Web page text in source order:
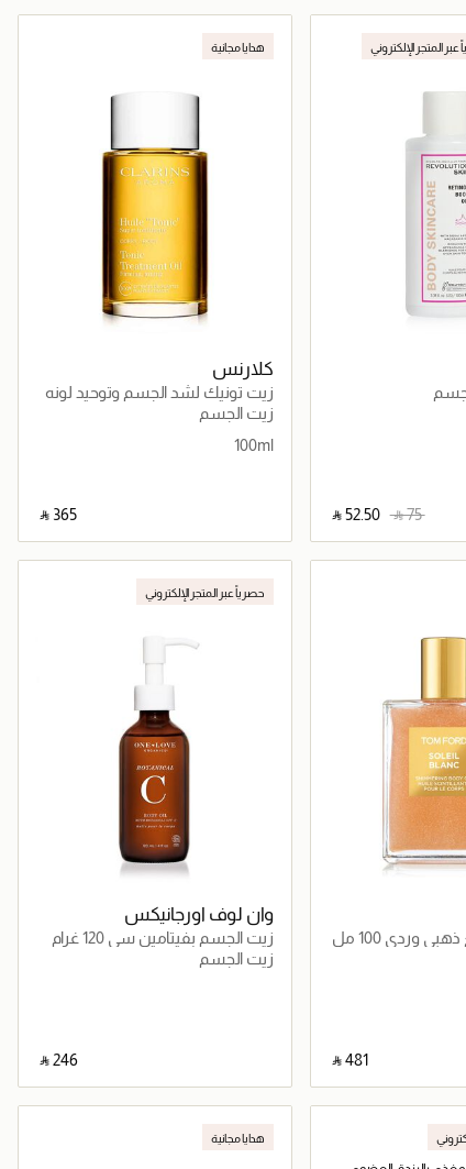
تحميل التفاصيل جاري تحميل التفاصيل
عبر المتجر الإلكتروني
‎ ⃁ ⁦75⁩ ‎
‎ ⃁ ⁦52.50⁩ ‎
تحميل التفاصيل
هدايا مجانية
كلارنس
زيت تونيك لشد الجسم وتوحيد لونه
100مل
زيت الجسم
100ml
‎ ⃁ ⁦365⁩ ‎
جاري تحميل التفاصيل
وردي 100 مل
‎ ⃁ ⁦481⁩ ‎
تحميل التفاصيل
حصرياً عبر المتجر الإلكتروني
وان لوف اورجانيكس
زيت الجسم بفيتامين سي 120 غرام
زيت الجسم
‎ ⃁ ⁦246⁩ ‎
جاري تحميل التفاصيل
هدايا مجانية